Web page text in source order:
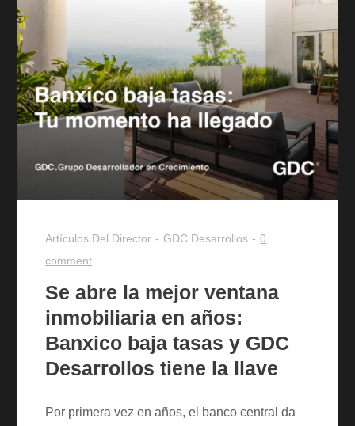
Artículos Del Director GDC Desarrollos
0
comment
Se abre la mejor ventana
inmobiliaria en años:
Banxico baja tasas y GDC
Desarrollos tiene la llave
Por primera vez en años, el banco central da